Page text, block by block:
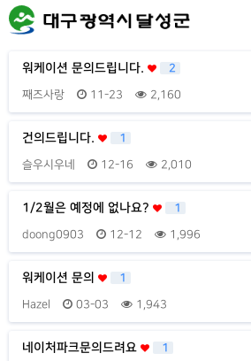
워케이션 문의드립니다. 2
째즈사랑 11-23 2,160
건의드립니다. 1
슬우시우네 12-16 2,010
1/2월은 예정에 없나요? 1
doong0903 12-12 1,996
워케이션 문의 1
Hazel 03-03 1,943
네이처파크문의드려요 1